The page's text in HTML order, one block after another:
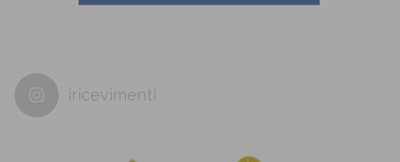
iricevimenti